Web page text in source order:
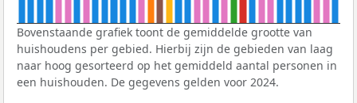
Bovenstaande grafiek toont de gemiddelde grootte van
huishoudens per gebied. Hierbij zijn de gebieden van laag
naar hoog gesorteerd op het gemiddeld aantal personen in
een huishouden. De gegevens gelden voor 2024.